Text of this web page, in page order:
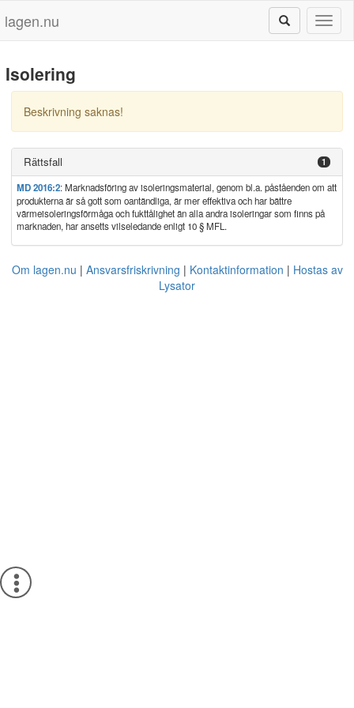
lagen.nu
Isolering
Beskrivning saknas!
Rättsfall 1
MD 2016:2: Marknadsföring av isoleringsmaterial, genom bl.a. påståenden om att
produkterna är så gott som oantändliga, är mer effektiva och har bättre
värmeisoleringsförmåga och fukttålighet än alla andra isoleringar som finns på
marknaden, har ansetts vilseledande enligt 10 § MFL.
Om lagen.nu Ansvarsfriskrivning Kontaktinformation
Hostas av
Lysator